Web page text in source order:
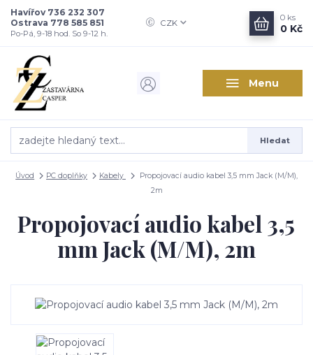
Menu
CZK
Hledat
Havířov 736 232 307
Ostrava 778 585 851
Po-Pá, 9-18 hod. So 9-12 h.
0 ks
0 Kč
Úvod PC doplňky Kabely
Propojovací audio kabel 3,5 mm Jack (M/M),
2m
Propojovací audio kabel 3,5
mm Jack (M/M), 2m